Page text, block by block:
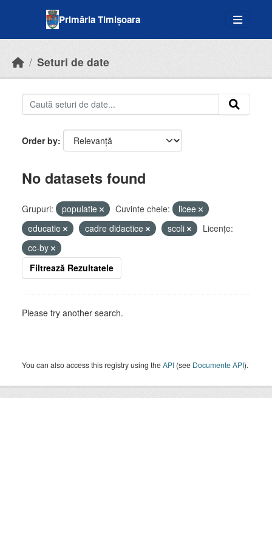
Primăria Timișoara
Seturi de date
Order by
No datasets found
Grupuri: populatie Cuvinte cheie:
licee
educatie
cadre didactice scoli
Licenţe:
cc-by
Filtrează Rezultatele
Please try another search.
You can also access this registry using theAPI (see Documente API).